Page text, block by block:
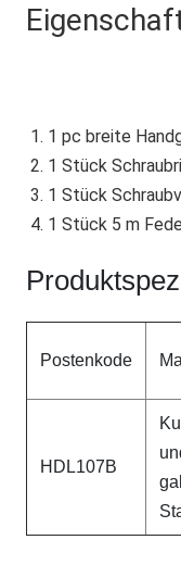
1. 1 pc breite
2. 1 Stück
3. 1 Stück
4. 1 Stück 5 m
Postenkode
HDL107B